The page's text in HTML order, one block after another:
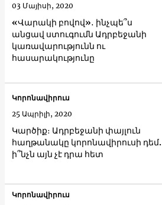
«Վարակի բովով»․ ինչպե՞ս
անցավ ստուգումն Ադրբեջանի
կառավարությունն ու
հասարակությունը
03 Մայիսի, 2020
Կարծիք։ Ադրբեջանի փայլուն
հաղթանակը կորոնավիրուսի դեմ.
ի՞նչն այն չէ դրա հետ
Կորոնավիրուս
25 Ապրիլի, 2020
Կորոնավիրուս